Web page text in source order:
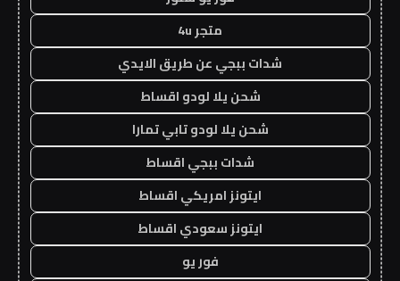
متجر 4u
شدات ببجي عن طريق الايدي
شحن يلا لودو اقساط
شحن يلا لودو تابي تمارا
شدات ببجي اقساط
ايتونز امريكي اقساط
ايتونز سعودي اقساط
فور يو